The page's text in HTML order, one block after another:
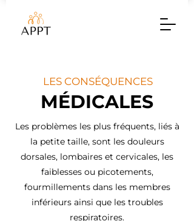
LES CONSÉQUENCES
MÉDICALES
Les problèmes les plus fréquents, liés à
la petite taille, sont les douleurs
dorsales, lombaires et cervicales, les
faiblesses ou picotements,
fourmillements dans les membres
inférieurs ainsi que les troubles
respiratoires.